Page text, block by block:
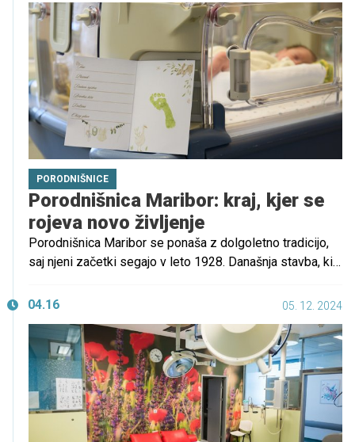
PORODNIŠNICE
Porodnišnica Maribor: kraj, kjer se
rojeva novo življenje
Porodnišnica Maribor se ponaša z dolgoletno tradicijo,
saj njeni začetki segajo v leto 1928. Današnja stavba, ki
vrhunec medicinske infrastrukture. Danes z uvajanjem
možno oskrbo za nosečnice, porodnice in novorojenčke.
04.16 05. 12. 2024